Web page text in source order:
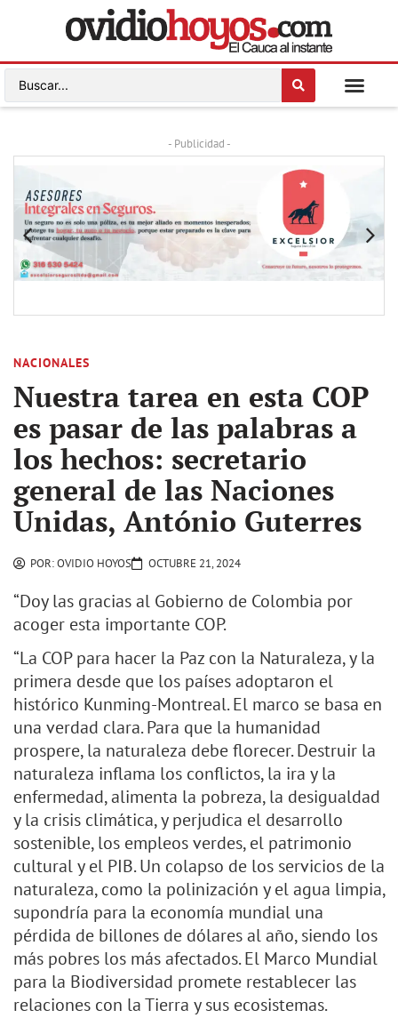
- Publicidad -
NACIONALES
Nuestra tarea en esta COP
es pasar de las palabras a
los hechos: secretario
general de las Naciones
Unidas, António Guterres
POR:OVIDIO HOYOS OCTUBRE 21, 2024
“Doy las gracias al Gobierno de Colombia por
acoger esta importante COP.
“La COP para hacer la Paz con la Naturaleza, y la
primera desde que los países adoptaron el
histórico Kunming-Montreal. El marco se basa en
una verdad clara. Para que la humanidad
prospere, la naturaleza debe florecer. Destruir la
naturaleza inflama los conflictos, la ira y la
enfermedad, alimenta la pobreza, la desigualdad
y la crisis climática, y perjudica el desarrollo
sostenible, los empleos verdes, el patrimonio
cultural y el PIB. Un colapso de los servicios de la
naturaleza, como la polinización y el agua limpia,
supondría para la economía mundial una
pérdida de billones de dólares al año, siendo los
más pobres los más afectados. El Marco Mundial
para la Biodiversidad promete restablecer las
relaciones con la Tierra y sus ecosistemas.